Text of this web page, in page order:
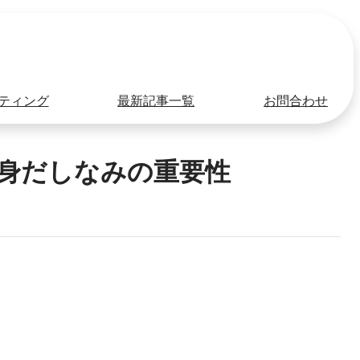
ィング 最新記事一覧 お問合わせ
だしなみの重要性